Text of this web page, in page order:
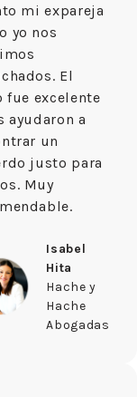
mi expareja
yo nos
El
fue excelente
ayudaron a
un
justo para
Muy
Isabel
Hita
Hache y
Hache
Abogadas